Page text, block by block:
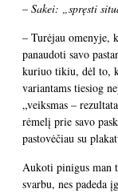
– Sakei: „spręsti
– Turėjau omenyje,
panaudoti savo
kuriuo tikiu, dėl to,
variantams tiesiog
„veiksmas –
rėmelį prie savo
pastovėčiau su
Aukoti pinigus man
svarbu, nes padeda